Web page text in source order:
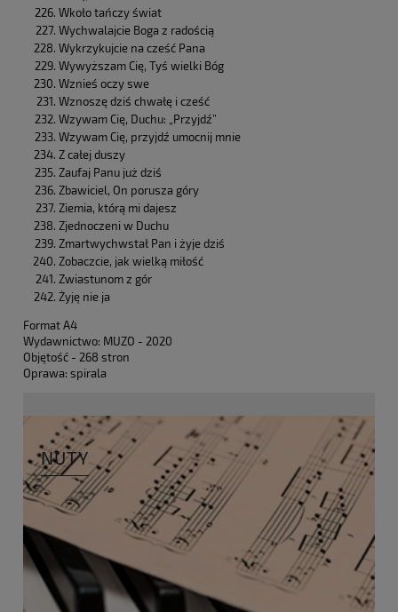
Wkoło tańczy świat
Wychwalajcie Boga z radością
Wykrzykujcie na cześć Pana
Wywyższam Cię, Tyś wielki Bóg
Wznieś oczy swe
Wznoszę dziś chwałę i cześć
Wzywam Cię, Duchu: „Przyjdź”
Wzywam Cię, przyjdź umocnij mnie
Z całej duszy
Zaufaj Panu już dziś
Zbawiciel, On porusza góry
Ziemia, którą mi dajesz
Zjednoczeni w Duchu
Zmartwychwstał Pan i żyje dziś
Zobaczcie, jak wielką miłość
Zwiastunom z gór
Żyję nie ja
Format A4
Wydawnictwo: MUZO - 2020
Objętość - 268 stron
Oprawa: spirala
NUTY